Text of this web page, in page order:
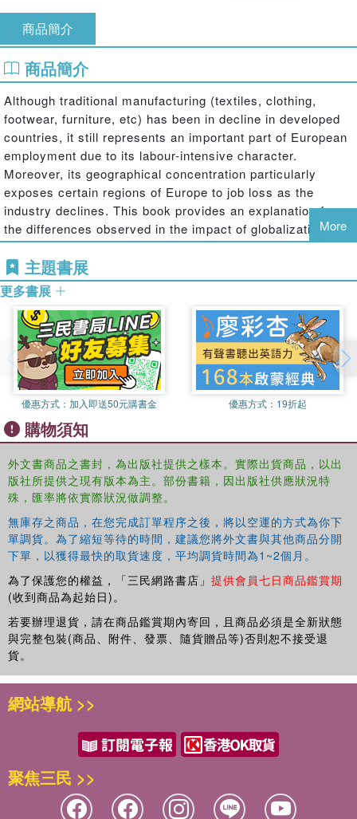
商品簡介
商品簡介
Although traditional manufacturing (textiles, clothing,
footwear, furniture, etc) has been in decline in developed
countries, it still represents an important part of European
employment due to its labour-intensive character.
Moreover, its geographical concentration particularly
exposes certain regions of Europe to job loss as the
industry declines. This book provides an explanation for
the differences observed in the impact of globalization
which is based on the influence of the territory and of the
production specialization of the firms. The conclusions
presented in the book are withdrawn from a detailed study
of the Spanish textile-clothing sector.
The book highlights the intensity of the relationship
between the organizational model of the territory where the
firms are located (high concentration of interrelated firms
in a well-defined geographical area called "industrial
district"), the specialization strategy implemented and the
globalization of the economy. It also suggests the need to
consider those factors as interdependent determinants of
firm performance, particularly given the current trend for
firms to simultaneously concentrate geographically and
multilocalize domestically and internationally. The
proposed methodology of analysis can be used to study
other manufacturing sectors in other European countries.
More
主題書展
更多書展
優惠方式： 加入即送50元購書金 優惠方式： 19折起
購物須知
外文書商品之書封，為出版社提供之樣本。實際出貨商品，以出
版社所提供之現有版本為主。部份書籍，因出版社供應狀況特
殊，匯率將依實際狀況做調整。
無庫存之商品，在您完成訂單程序之後，將以空運的方式為你下
單調貨。為了縮短等待的時間，建議您將外文書與其他商品分開
下單，以獲得最快的取貨速度，平均調貨時間為1~2個月。
為了保護您的權益，「三民網路書店」 提供會員七日商品鑑賞期
(收到商品為起始日)。
若要辦理退貨，請在商品鑑賞期內寄回，且商品必須是全新狀態
與完整包裝(商品、附件、發票、隨貨贈品等)否則恕不接受退
貨。
網站導航 >>
聚焦三民 >>